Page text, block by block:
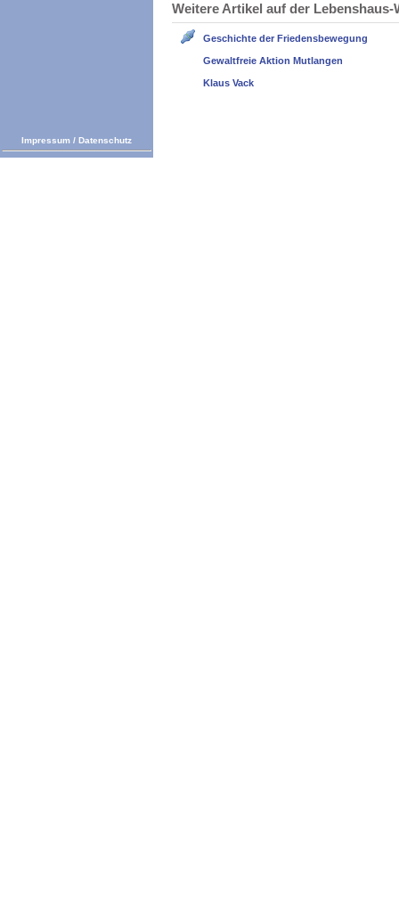
Weitere Artikel auf der
Geschichte der Friedensbewegung
Gewaltfreie Aktion Mutlangen
Klaus Vack
Impressum / Datenschutz